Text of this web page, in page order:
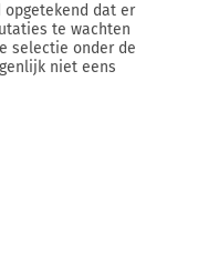
opgetekend dat er
te wachten
selectie onder de
niet eens